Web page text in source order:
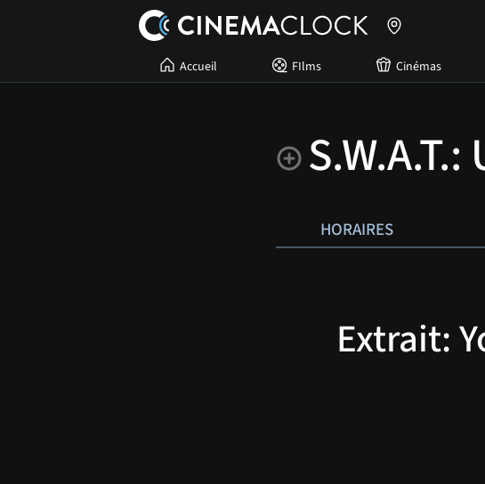
Accueil FIlms Cinémas
HORAIRES
Extrait: